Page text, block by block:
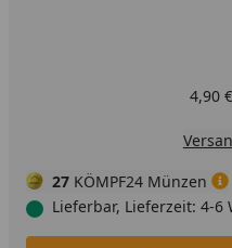
4,90
27 KÖMPF24 Münzen
Lieferbar, Lieferzeit: 4-